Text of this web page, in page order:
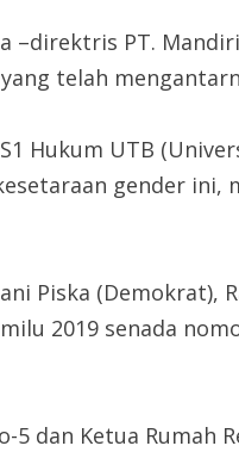
PT.
telah
Hukum UTB
gender
Piska (Demokrat),
2019 senada
dan Ketua Rumah